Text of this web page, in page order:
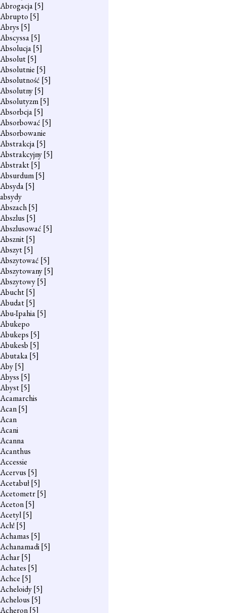
Abrogacja[5]
Abrupto [5]
Abrys [5]
Abscyssa[5]
Absolucja[5]
Absolut[5]
Absolutnie [5]
Absolutność [5]
Absolutny[5]
Absolutyzm[5]
Absorbcja[5]
Absorbować [5]
Absorbowanie
Abstrakcja[5]
Abstrakcyjny[5]
Abstrakt[5]
Absurdum[5]
Absyda[5]
absydy
Abszach[5]
Abszlus [5]
Abszlusować [5]
Absznit[5]
Abszyt[5]
Abszytować [5]
Abszytowany[5]
Abszytowy[5]
Abucht[5]
Abudat[5]
Abu-Ipahia[5]
Abukepo
Abukeps [5]
Abukesb [5]
Abutaka[5]
Aby[5]
Abyss [5]
Abyst[5]
Acamarchis
Acan[5]
Acan
Acani
Acanna
Acanthus
Accessie
Acervus [5]
Acetabuł[5]
Acetometr[5]
Aceton[5]
Acetyl[5]
Ach! [5]
Achamas [5]
Achanamadi[5]
Achar[5]
Achates [5]
Achce [5]
Acheloidy[5]
Achelous [5]
Acheron[5]